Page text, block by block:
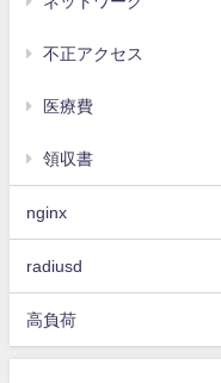
不正アクセス
医療費
領収書
nginx
radiusd
高負荷